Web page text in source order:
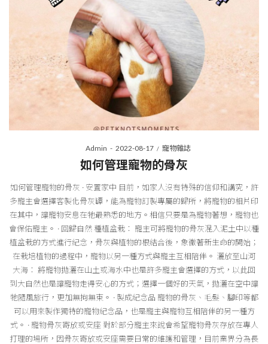
ByAdmin
Posted
on
2022-08-17
Posted
in
寵物雜誌
如何管理寵物的骨灰
如何管理寵物的骨灰 · 安置家中 目前，如家人沒有特殊的信仰和講究，許
多寵主會選擇客製化骨灰罈，能為寵物訂製專屬的歸所，將寵物的相片印
在其中，讓寵物安息在牠最熟悉的地方。相信只要是為寵物著想，寵物也
會保佑寵主。 · 回歸自然 種植盆栽： 寵主可將寵物的骨灰混入泥土中以種
植盆栽的方式進行紀念，骨灰與植物的根結合後，象徵著新生命的開始；
在栽培植物的過程中，寵物以另一種方式與寵主互相陪伴。 灑放至山河
大海： 將寵物拋灑在山土或海水中也是許多寵主會選擇的方式，以此回
到大自然也是讓寵物走得安心的方式；選擇一個好的天氣，拋灑在空中讓
牠隨風旅行，更加無拘無束。 · 製成紀念品 寵物的骨灰、毛髮、腳印等都
可以用來製作獨特的寵物紀念品，也是寵主與寵物互相陪伴的另一種方
式。 · 寵物骨灰寄放或安座 對於部分寵主來說會希望寵物骨灰存放在專人
打理的場所，因骨灰寄放或安座需要日常的維護和管理，目前業界分為長